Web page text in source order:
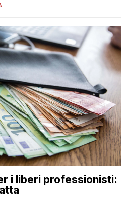
i liberi professionisti: